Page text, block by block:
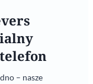
– nasze